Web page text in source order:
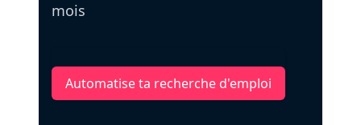
mois
Automatise ta recherche d'emploi